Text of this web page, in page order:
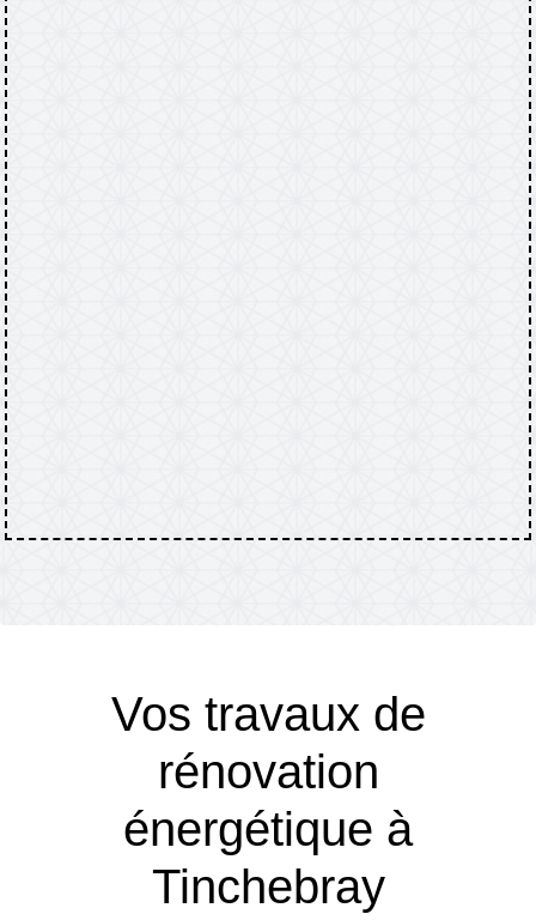
Vos travaux de
rénovation
énergétique à
Tinchebray